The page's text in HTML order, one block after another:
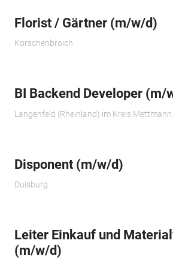
Florist / Gärtner (m/w/d)
Korschenbroich
BI Backend Developer (m/
Langenfeld (Rheinland) im Kreis Mettmann
Disponent (m/w/d)
Duisburg
Leiter Einkauf und
(m/w/d)